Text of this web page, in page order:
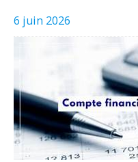
6 juin 2026